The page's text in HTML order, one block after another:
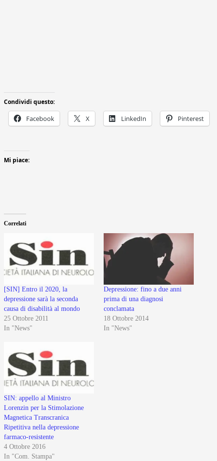
Condividi questo:
Facebook X LinkedIn Pinterest
Mi piace:
Correlati
[SIN] Entro il 2020, la
depressione sarà la seconda
causa di disabilità al mondo
25 Ottobre 2011
In "News"
Depressione: fino a due anni
prima di una diagnosi
conclamata
18 Ottobre 2014
In "News"
SIN: appello al Ministro
Lorenzin per la Stimolazione
Magnetica Transcranica
Ripetitiva nella depressione
farmaco-resistente
4 Ottobre 2016
In "Com. Stampa"